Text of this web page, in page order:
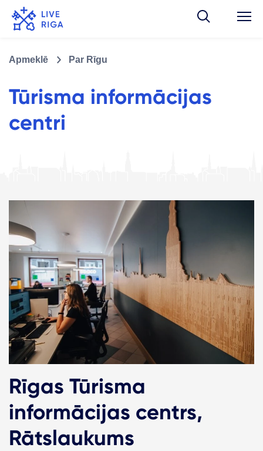
Apmeklē Par Rīgu
Tūrisma informācijas
centri
Rīgas Tūrisma
informācijas centrs,
Rātslaukums